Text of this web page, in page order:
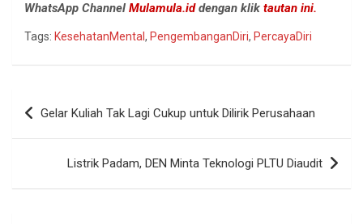
WhatsApp Channel Mulamula.iddengan klik tautan ini.
Tags: KesehatanMental, PengembanganDiri, PercayaDiri
Navigasi
pos
Gelar Kuliah Tak Lagi Cukup untuk Dilirik Perusahaan
Listrik Padam, DEN Minta Teknologi PLTU Diaudit